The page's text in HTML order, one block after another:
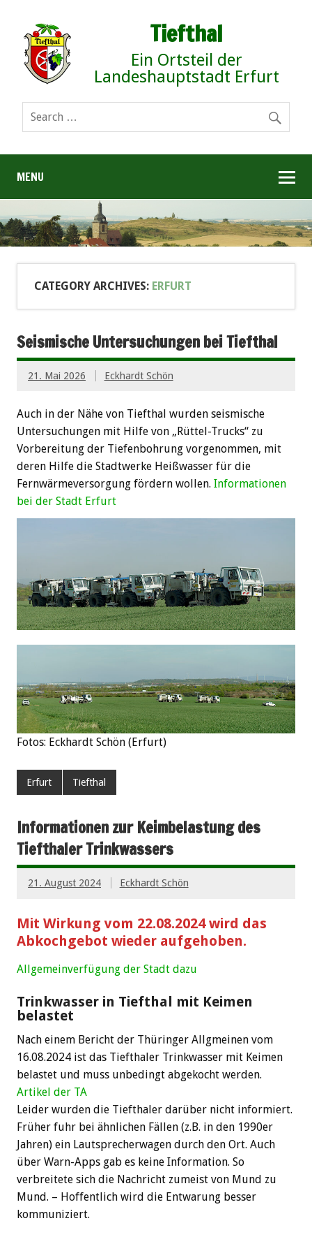
Tiefthal
Ein Ortsteil der
Landeshauptstadt Erfurt
MENU
CATEGORY ARCHIVES: ERFURT
Seismische Untersuchungen bei Tiefthal
21. Mai 2026 Eckhardt Schön
Auch in der Nähe von Tiefthal wurden seismische
Untersuchungen mit Hilfe von „Rüttel-Trucks“ zu
Vorbereitung der Tiefenbohrung vorgenommen, mit
deren Hilfe die Stadtwerke Heißwasser für die
Fernwärmeversorgung fördern wollen. Informationen
bei der Stadt Erfurt
Fotos: Eckhardt Schön (Erfurt)
Erfurt Tiefthal
Informationen zur Keimbelastung des
Tiefthaler Trinkwassers
21. August 2024 Eckhardt Schön
Mit Wirkung vom 22.08.2024 wird das
Abkochgebot wieder aufgehoben.
Allgemeinverfügung der Stadt dazu
Trinkwasser in Tiefthal mit Keimen
belastet
Nach einem Bericht der Thüringer Allgmeinen vom
16.08.2024 ist das Tiefthaler Trinkwasser mit Keimen
belastet und muss unbedingt abgekocht werden.
Artikel der TA
Leider wurden die Tiefthaler darüber nicht informiert.
Früher fuhr bei ähnlichen Fällen (z.B. in den 1990er
Jahren) ein Lautsprecherwagen durch den Ort. Auch
über Warn-Apps gab es keine Information. So
verbreitete sich die Nachricht zumeist von Mund zu
Mund. – Hoffentlich wird die Entwarung besser
kommuniziert.